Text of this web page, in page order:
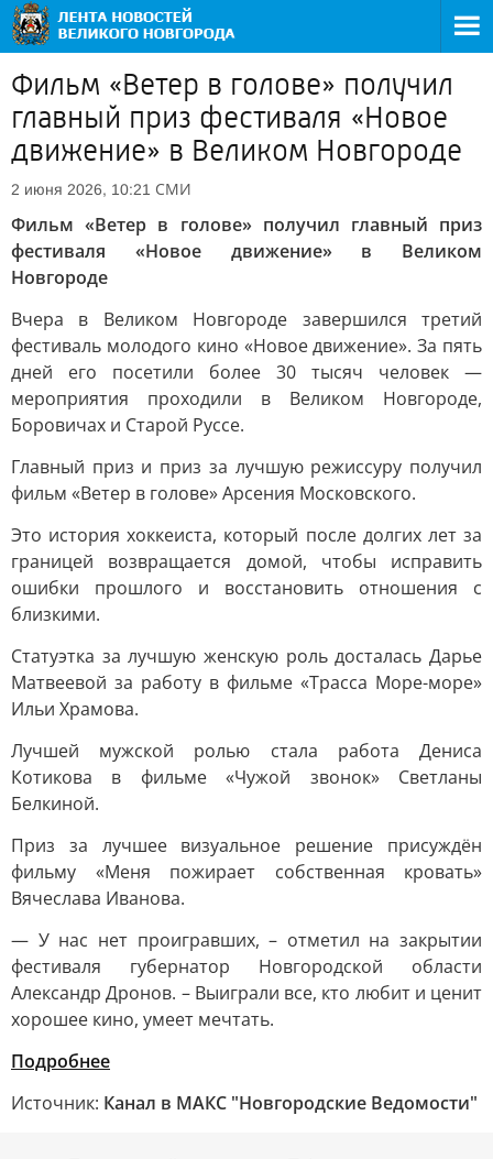
Фильм «Ветер в голове» получил
главный приз фестиваля «Новое
движение» в Великом Новгороде
2 июня 2026, 10:21 СМИ
Фильм «Ветер в голове» получил главный приз
фестиваля «Новое движение» в Великом
Новгороде
Вчера в Великом Новгороде завершился третий
фестиваль молодого кино «Новое движение». За пять
дней его посетили более 30 тысяч человек —
мероприятия проходили в Великом Новгороде,
Боровичах и Старой Руссе.
Главный приз и приз за лучшую режиссуру получил
фильм «Ветер в голове» Арсения Московского.
Это история хоккеиста, который после долгих лет за
границей возвращается домой, чтобы исправить
ошибки прошлого и восстановить отношения с
близкими.
Статуэтка за лучшую женскую роль досталась Дарье
Матвеевой за работу в фильме «Трасса Море-море»
Ильи Храмова.
Лучшей мужской ролью стала работа Дениса
Котикова в фильме «Чужой звонок» Светланы
Белкиной.
Приз за лучшее визуальное решение присуждён
фильму «Меня пожирает собственная кровать»
Вячеслава Иванова.
— У нас нет проигравших, – отметил на закрытии
фестиваля губернатор Новгородской области
Александр Дронов. – Выиграли все, кто любит и ценит
хорошее кино, умеет мечтать.
Подробнее
Источник: Канал в МАКС "Новгородские Ведомости"